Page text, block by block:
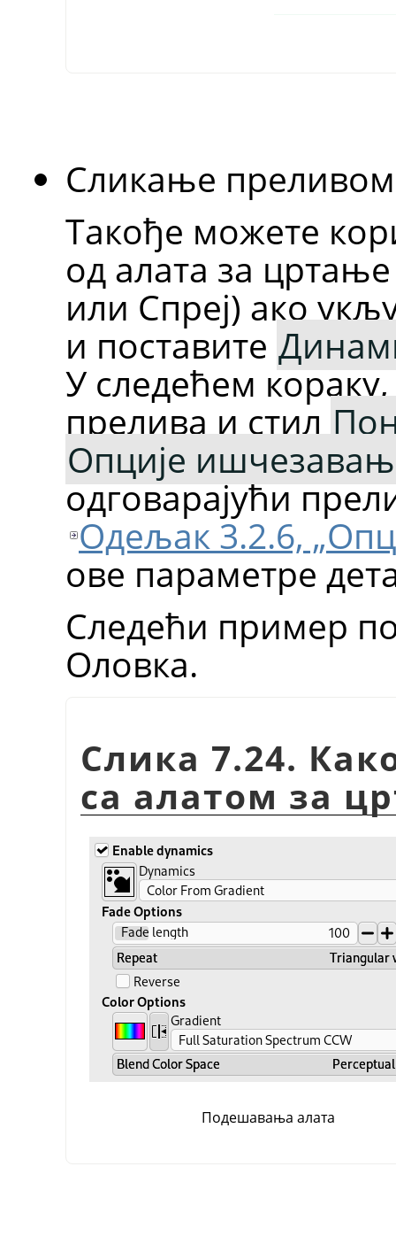
Сликање
Такође можете
од алата за
или Спреј) ако
и поставите
У следећем
прелива и стил
Опције
одговарајући
Одељак 3.2.6,
ове параметре
Следећи пример
Оловка.
Слика 7.24.
са алатом за
Подешавања алата